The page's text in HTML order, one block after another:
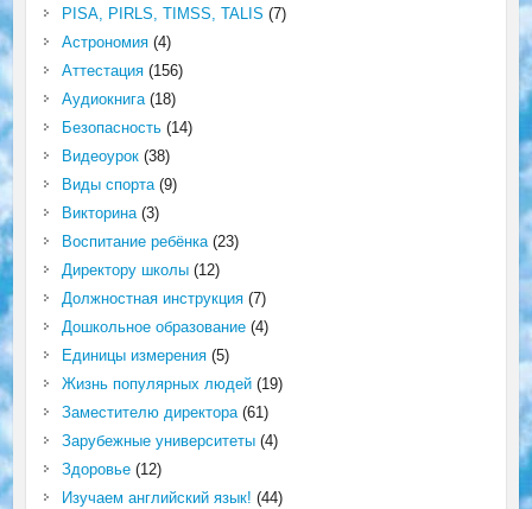
PISA, PIRLS, TIMSS, TALIS (7)
Астрономия(4)
Аттестация(156)
Аудиокнига(18)
Безопасность(14)
Видеоурок(38)
Виды спорта(9)
Викторина(3)
Воспитание ребёнка(23)
Директору школы(12)
Должностная инструкция(7)
Дошкольное образование(4)
Единицы измерения(5)
Жизнь популярных людей(19)
Заместителю директора(61)
Зарубежные университеты(4)
Здоровье(12)
Изучаем английский язык! (44)